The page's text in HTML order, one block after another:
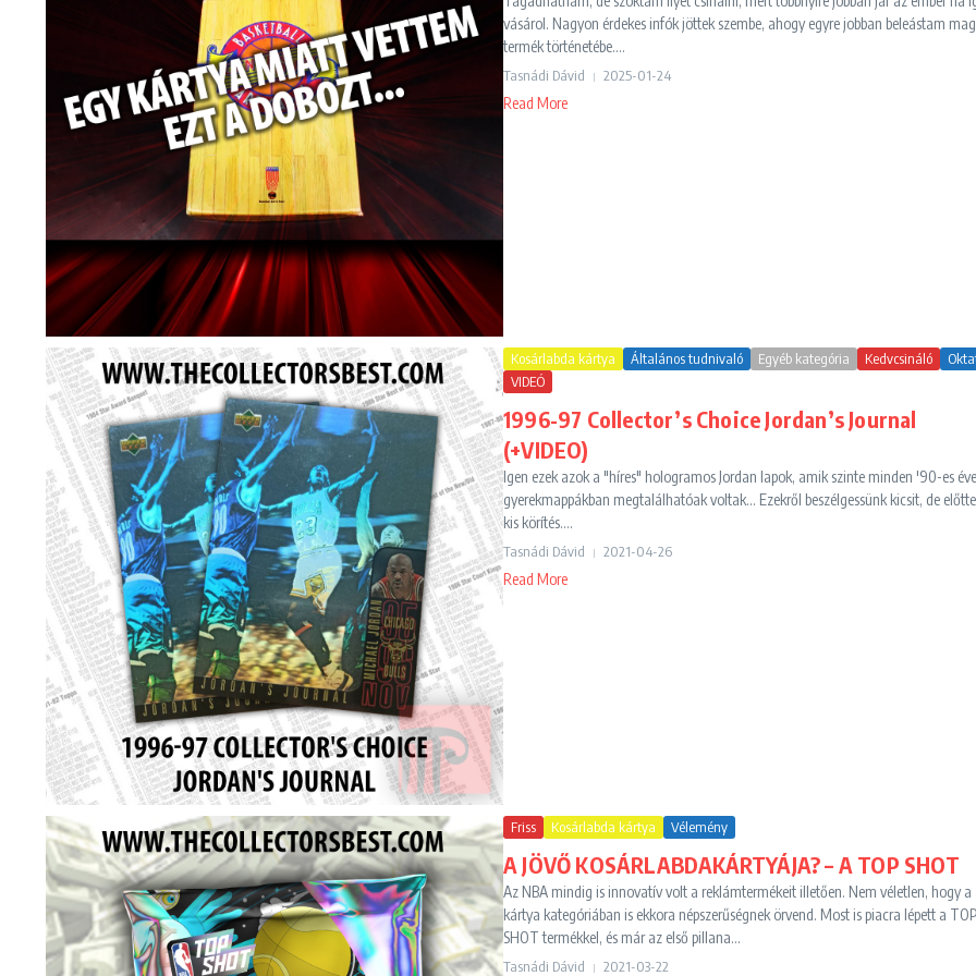
vásárol. Nagyon érdekes infók jöttek szembe, ahogy egyre jobban beleástam
termék történetébe....
Tasnádi Dávid 2025-01-24
Read More
Kosárlabda kártya Általános tudnivaló Egyéb kategória Kedvcsináló
VIDEÓ
1996-97 Collector’s Choice Jordan’s Journal
(+VIDEO)
Igen ezek azok a "híres" hologramos Jordan lapok, amik szinte minden '90-es
gyerekmappákban megtalálhatóak voltak... Ezekről beszélgessünk kicsit, de
kis körítés....
Tasnádi Dávid 2021-04-26
Read More
Friss Kosárlabda kártya Vélemény
A JÖVŐ KOSÁRLABDAKÁRTYÁJA? – A TOP SHOT
Az NBA mindig is innovatív volt a reklámtermékeit illetően. Nem véletlen, hogy a
kártya kategóriában is ekkora népszerűségnek örvend. Most is piacra lépett a TOP
SHOT termékkel, és már az első pillana...
Tasnádi Dávid 2021-03-22